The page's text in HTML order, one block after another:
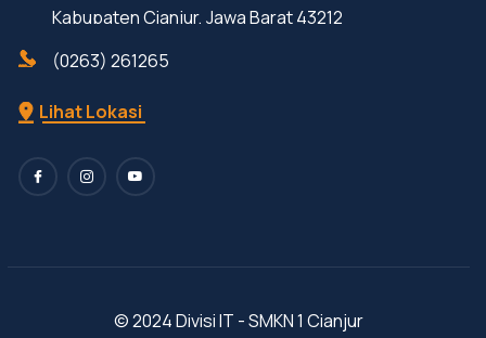
Kabupaten Cianjur, Jawa Barat 43212
(0263) 261265
Lihat Lokasi
© 2024 Divisi IT - SMKN 1 Cianjur